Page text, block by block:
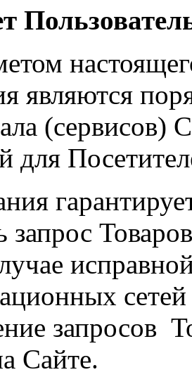
являются
(сервисов)
для
запрос
сетей
запросов
Сайте.